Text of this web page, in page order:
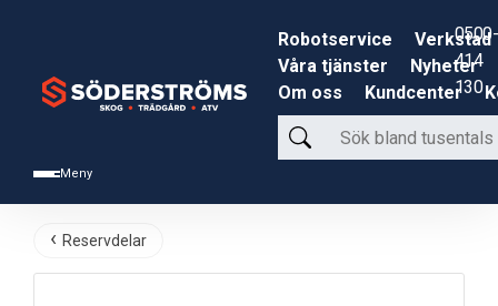
Meny
Robotservice
Verkstad
Våra tjänster
Nyheter
Om oss
Kundcenter
Sök
bland
produkter
0500-
414
130
Reservdelar